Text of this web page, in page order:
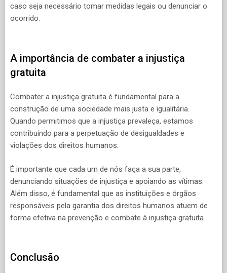
caso seja necessário tomar medidas legais ou denunciar o
ocorrido.
A importância de combater a injustiça
gratuita
Combater a injustiça gratuita é fundamental para a
construção de uma sociedade mais justa e igualitária.
Quando permitimos que a injustiça prevaleça, estamos
contribuindo para a perpetuação de desigualdades e
violações dos direitos humanos.
É importante que cada um de nós faça a sua parte,
denunciando situações de injustiça e apoiando as vítimas.
Além disso, é fundamental que as instituições e órgãos
responsáveis pela garantia dos direitos humanos atuem de
forma efetiva na prevenção e combate à injustiça gratuita.
Conclusão